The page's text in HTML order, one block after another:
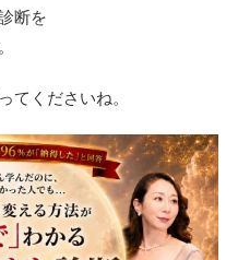
断を
てくださいね。